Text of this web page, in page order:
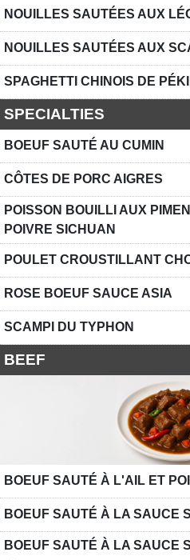
NOUILLES SAUTÉES AUX
NOUILLES SAUTÉES AUX
SPAGHETTI CHINOIS DE
SPECIALTIES
BOEUF SAUTÉ AU CUMIN
CÔTES DE PORC AIGRES
POISSON BOUILLI AUX
POIVRE SICHUAN
POULET CROUSTILLANT
ROSE BOEUF SAUCE ASIA
SCAMPI DU TYPHON
BEEF
BOEUF SAUTÉ À L'AIL ET
BOEUF SAUTÉ À LA SAUCE
BOEUF SAUTÉ À LA SAUCE